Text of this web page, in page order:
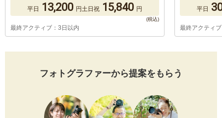
平日 13,200 円土日祝 15,840 円
最終アクティブ：3日以内
平日
最終アクティ
フォトグラファーから提案をもらう